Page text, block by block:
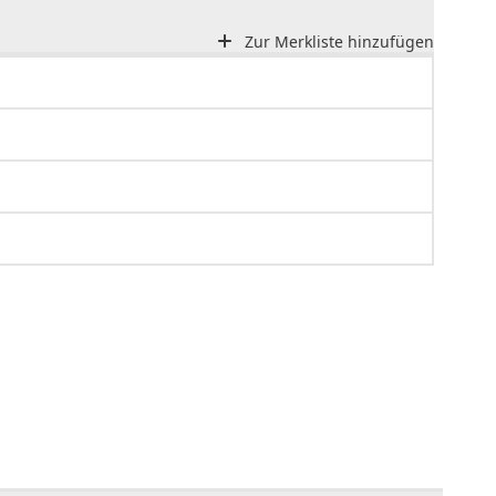
Zur Merkliste hinzufügen